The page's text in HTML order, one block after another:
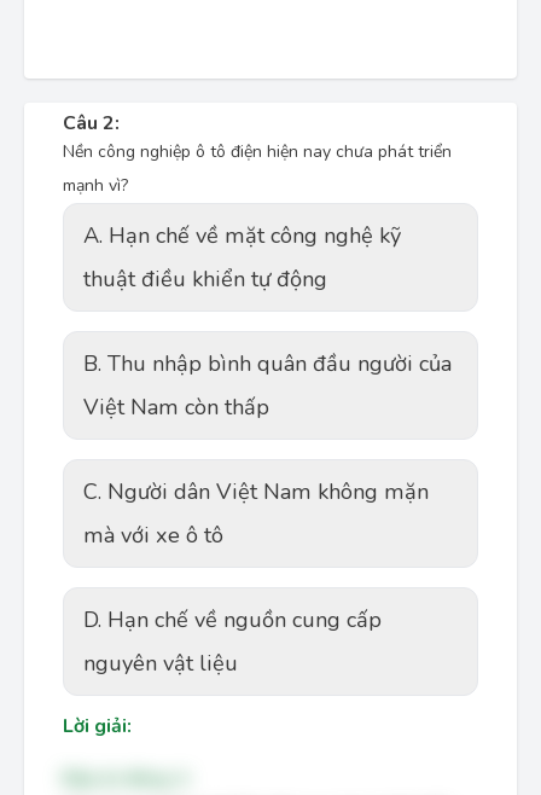
Câu 2:
Nền công nghiệp ô tô điện hiện nay chưa phát triển
mạnh vì?
A. Hạn chế về mặt công nghệ kỹ
thuật điều khiển tự động
B. Thu nhập bình quân đầu người của
Việt Nam còn thấp
C. Người dân Việt Nam không mặn
mà với xe ô tô
D. Hạn chế về nguồn cung cấp
nguyên vật liệu
Lời giải: